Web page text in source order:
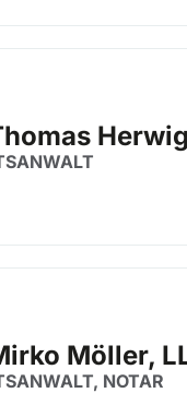
Herwig
Möller,
NOTAR